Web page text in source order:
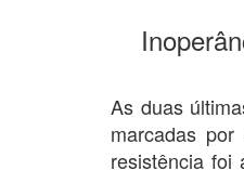
As duas
marcadas
resistência foi